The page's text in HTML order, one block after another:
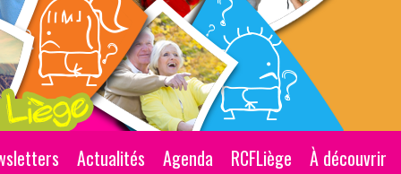
Actualités Agenda RCFLiège À découvrir